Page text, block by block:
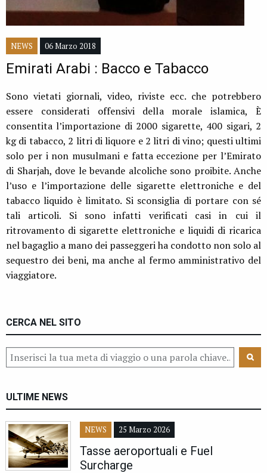
NEWS 06 Marzo 2018
Emirati Arabi : Bacco e Tabacco
Sono vietati giornali, video, riviste ecc. che potrebbero
essere considerati offensivi della morale islamica, È
consentita l’importazione di 2000 sigarette, 400 sigari, 2
kg di tabacco, 2 litri di liquore e 2 litri di vino; questi ultimi
solo per i non musulmani e fatta eccezione per l’Emirato
di Sharjah, dove le bevande alcoliche sono proibite. Anche
l’uso e l’importazione delle sigarette elettroniche e del
tabacco liquido è limitato. Si sconsiglia di portare con sé
tali articoli. Si sono infatti verificati casi in cui il
ritrovamento di sigarette elettroniche e liquidi di ricarica
nel bagaglio a mano dei passeggeri ha condotto non solo al
sequestro dei beni, ma anche al fermo amministrativo del
viaggiatore.
CERCA NEL SITO
ULTIME NEWS
NEWS 25 Marzo 2026
Tasse aeroportuali e Fuel
Surcharge